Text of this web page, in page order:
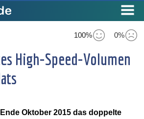
100% 0%
High-Speed-Volumen
Oktober 2015 das doppelte